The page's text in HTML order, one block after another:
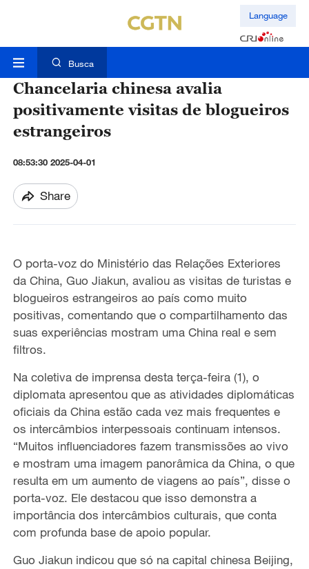
Language
Busca
Chancelaria chinesa avalia
positivamente visitas de blogueiros
estrangeiros
08:53:30 2025-04-01
Share
O porta-voz do Ministério das Relações Exteriores
da China, Guo Jiakun, avaliou as visitas de turistas e
blogueiros estrangeiros ao país como muito
positivas, comentando que o compartilhamento das
suas experiências mostram uma China real e sem
filtros.
Na coletiva de imprensa desta terça-feira (1), o
diplomata apresentou que as atividades diplomáticas
oficiais da China estão cada vez mais frequentes e
os intercâmbios interpessoais continuam intensos.
“Muitos influenciadores fazem transmissões ao vivo
e mostram uma imagem panorâmica da China, o que
resulta em um aumento de viagens ao país”, disse o
porta-voz. Ele destacou que isso demonstra a
importância dos intercâmbios culturais, que conta
com profunda base de apoio popular.
Guo Jiakun indicou que só na capital chinesa Beijing,